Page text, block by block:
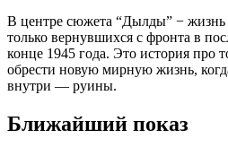
В центре сюжета “Дылды” − жизнь
только вернувшихся с фронта в
конце 1945 года. Это история про
обрести новую мирную жизнь,
внутри — руины.
Ближайший показ